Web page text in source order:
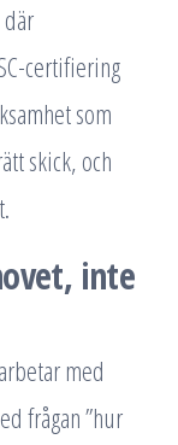
certifiering
som
skick, och
inte
med
frågan ”hur